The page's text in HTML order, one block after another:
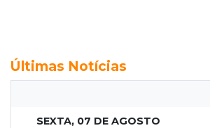
Últimas Notícias
SEXTA, 07 DE AGOSTO